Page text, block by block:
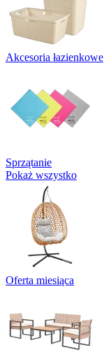
Akcesoria łazienkowe
Sprzątanie
Pokaż wszystko
Oferta miesiąca